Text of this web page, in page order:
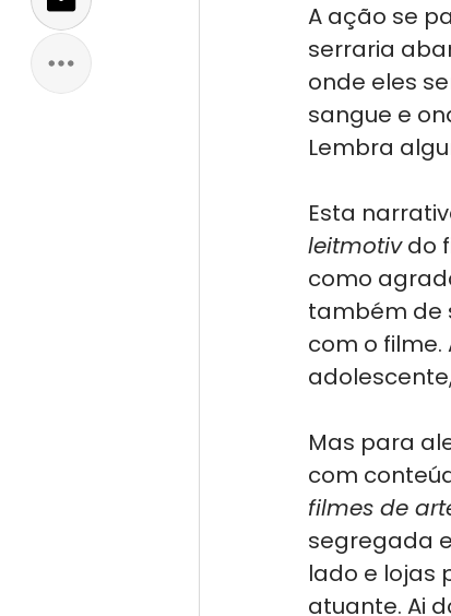
A ação se
serraria
onde eles
sangue e
Lembra
Esta
leitmotiv do
como
também de
com o filme.
Mas para
com
filmes de
segregada
lado e lojas
atuante. Ai